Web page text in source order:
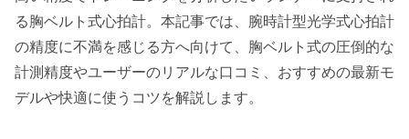
る胸ベルト式心拍計。本記事では、腕時計型光学式心拍計
の精度に不満を感じる方へ向けて、胸ベルト式の圧倒的な
計測精度やユーザーのリアルな口コミ、おすすめの最新モ
デルや快適に使うコツを解説します。